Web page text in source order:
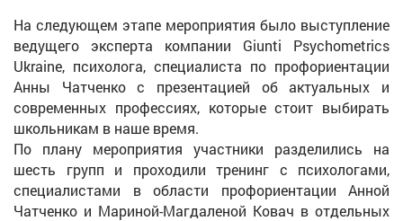
На следующем этапе мероприятия было выступление
ведущего эксперта компании Giunti Psychometrics
Ukraine, психолога, специалиста по профориентации
Анны Чатченко с презентацией об актуальных и
современных профессиях, которые стоит выбирать
школьникам в наше время.
По плану мероприятия участники разделились на
шесть групп и проходили тренинг с психологами,
специалистами в области профориентации Анной
Чатченко и Мариной-Магдаленой Ковач в отдельных